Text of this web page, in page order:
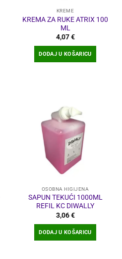
KREME
KREMA ZA RUKE ATRIX 100
ML
4,07€
DODAJ U KOŠARICU
OSOBNA HIGIJENA
SAPUN TEKUĆI 1000ML
REFIL KC DIWALLY
3,06€
DODAJ U KOŠARICU